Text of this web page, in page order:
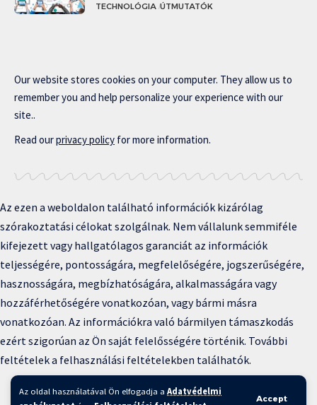
Az oldal használatával Ön elfogadja a Adatvédelmi
Accept
TECHNOLÓGIA ÚTMUTATÓK
Our website stores cookies on your computer. They allow us to
remember you and help personalize your experience with our
site..
Read ourprivacy policy for more information.
Az ezen a weboldalon található információk kizárólag
szórakoztatási célokat szolgálnak. Nem vállalunk semmiféle
kifejezett vagy hallgatólagos garanciát az információk
teljességére, pontosságára, megfelelőségére, jogszerűségére,
hasznosságára, megbízhatóságára, alkalmasságára vagy
hozzáférhetőségére vonatkozóan, vagy bármi másra
vonatkozóan. Az információkra való bármilyen támaszkodás
ezért szigorúan az Ön saját felelősségére történik. További
feltételek a felhasználási feltételekben találhatók.
Copyright © 2025 BFKH.hu